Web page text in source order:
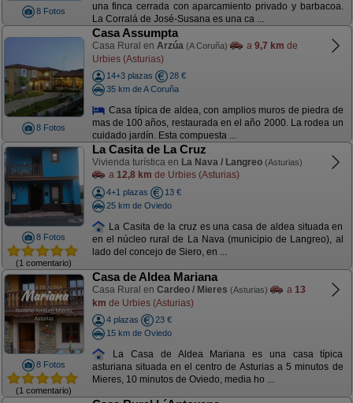
8 Fotos
una finca cerrada con aparcamiento privado y barbacoa.
La Corralá de José-Susana es una ca ...
8 Fotos
Casa Assumpta
Casa Rural en Arzúa (A Coruña) a 9,7 km de
Urbies (Asturias)
14+3 plazas
28 €
35 km de A Coruña
Casa típica de aldea, con amplios muros de piedra de
mas de 100 años, restaurada en el año 2000. La rodea un
cuidado jardín. Esta compuesta ...
8 Fotos
(1 comentario)
La Casita de La Cruz
Vivienda turística en La Nava / Langreo (Asturias)
a 12,8 km de Urbies (Asturias)
4+1 plazas
13 €
25 km de Oviedo
La Casita de la cruz es una casa de aldea situada en
en el núcleo rural de La Nava (municipio de Langreo), al
lado del concejo de Siero, en ...
8 Fotos
(1 comentario)
Casa de Aldea Mariana
Casa Rural en Cardeo / Mieres (Asturias) a 13
km de Urbies (Asturias)
4 plazas
23 €
15 km de Oviedo
La Casa de Aldea Mariana es una casa típica
asturiana situada en el centro de Asturias a 5 minutos de
Mieres, 10 minutos de Oviedo, media ho ...